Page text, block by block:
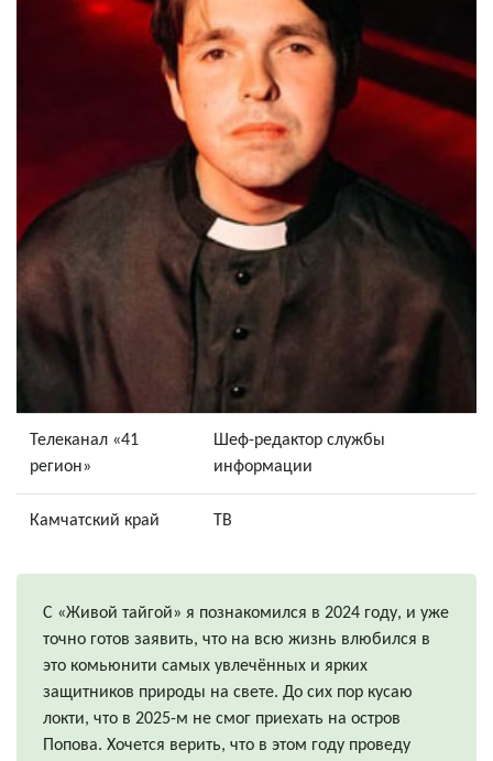
Телеканал «41
регион»
Шеф-редактор службы
информации
Камчатский край ТВ
С «Живой тайгой» я познакомился в 2024 году, и уже
точно готов заявить, что на всю жизнь влюбился в
это комьюнити самых увлечённых и ярких
защитников природы на свете. До сих пор кусаю
локти, что в 2025-м не смог приехать на остров
Попова. Хочется верить, что в этом году проведу